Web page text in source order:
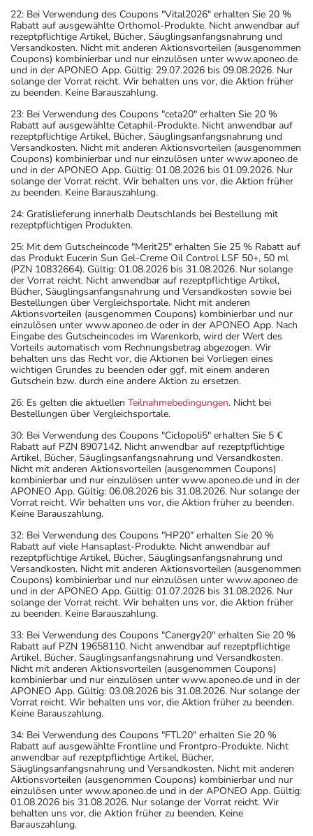
22: Bei Verwendung des Coupons "Vital2026" erhalten Sie 20 %
Rabatt auf ausgewählte Orthomol-Produkte. Nicht anwendbar auf
rezeptpflichtige Artikel, Bücher, Säuglingsanfangsnahrung und
Versandkosten. Nicht mit anderen Aktionsvorteilen (ausgenommen
Coupons) kombinierbar und nur einzulösen unter www.aponeo.de
und in der APONEO App. Gültig: 29.07.2026 bis 09.08.2026. Nur
solange der Vorrat reicht. Wir behalten uns vor, die Aktion früher
zu beenden. Keine Barauszahlung.
23: Bei Verwendung des Coupons "ceta20" erhalten Sie 20 %
Rabatt auf ausgewählte Cetaphil-Produkte. Nicht anwendbar auf
rezeptpflichtige Artikel, Bücher, Säuglingsanfangsnahrung und
Versandkosten. Nicht mit anderen Aktionsvorteilen (ausgenommen
Coupons) kombinierbar und nur einzulösen unter www.aponeo.de
und in der APONEO App. Gültig: 01.08.2026 bis 01.09.2026. Nur
solange der Vorrat reicht. Wir behalten uns vor, die Aktion früher
zu beenden. Keine Barauszahlung.
24: Gratislieferung innerhalb Deutschlands bei Bestellung mit
rezeptpflichtigen Produkten.
25: Mit dem Gutscheincode "Merit25" erhalten Sie 25 % Rabatt auf
das Produkt Eucerin Sun Gel-Creme Oil Control LSF 50+, 50 ml
(PZN 10832664). Gültig: 01.08.2026 bis 31.08.2026. Nur solange
der Vorrat reicht. Nicht anwendbar auf rezeptpflichtige Artikel,
Bücher, Säuglingsanfangsnahrung und Versandkosten sowie bei
Bestellungen über Vergleichsportale. Nicht mit anderen
Aktionsvorteilen (ausgenommen Coupons) kombinierbar und nur
einzulösen unter www.aponeo.de oder in der APONEO App. Nach
Eingabe des Gutscheincodes im Warenkorb, wird der Wert des
Vorteils automatisch vom Rechnungsbetrag abgezogen. Wir
behalten uns das Recht vor, die Aktionen bei Vorliegen eines
wichtigen Grundes zu beenden oder ggf. mit einem anderen
Gutschein bzw. durch eine andere Aktion zu ersetzen.
26: Es gelten die aktuellen Teilnahmebedingungen. Nicht bei
Bestellungen über Vergleichsportale.
30: Bei Verwendung des Coupons "Ciclopoli5" erhalten Sie 5 €
Rabatt auf PZN 8907142. Nicht anwendbar auf rezeptpflichtige
Artikel, Bücher, Säuglingsanfangsnahrung und Versandkosten.
Nicht mit anderen Aktionsvorteilen (ausgenommen Coupons)
kombinierbar und nur einzulösen unter www.aponeo.de und in der
APONEO App. Gültig: 06.08.2026 bis 31.08.2026. Nur solange der
Vorrat reicht. Wir behalten uns vor, die Aktion früher zu beenden.
Keine Barauszahlung.
32: Bei Verwendung des Coupons "HP20" erhalten Sie 20 %
Rabatt auf viele Hansaplast-Produkte. Nicht anwendbar auf
rezeptpflichtige Artikel, Bücher, Säuglingsanfangsnahrung und
Versandkosten. Nicht mit anderen Aktionsvorteilen (ausgenommen
Coupons) kombinierbar und nur einzulösen unter www.aponeo.de
und in der APONEO App. Gültig: 01.07.2026 bis 31.08.2026. Nur
solange der Vorrat reicht. Wir behalten uns vor, die Aktion früher
zu beenden. Keine Barauszahlung.
33: Bei Verwendung des Coupons "Canergy20" erhalten Sie 20 %
Rabatt auf PZN 19658110. Nicht anwendbar auf rezeptpflichtige
Artikel, Bücher, Säuglingsanfangsnahrung und Versandkosten.
Nicht mit anderen Aktionsvorteilen (ausgenommen Coupons)
kombinierbar und nur einzulösen unter www.aponeo.de und in der
APONEO App. Gültig: 03.08.2026 bis 31.08.2026. Nur solange der
Vorrat reicht. Wir behalten uns vor, die Aktion früher zu beenden.
Keine Barauszahlung.
34: Bei Verwendung des Coupons "FTL20" erhalten Sie 20 %
Rabatt auf ausgewählte Frontline und Frontpro-Produkte. Nicht
anwendbar auf rezeptpflichtige Artikel, Bücher,
Säuglingsanfangsnahrung und Versandkosten. Nicht mit anderen
Aktionsvorteilen (ausgenommen Coupons) kombinierbar und nur
einzulösen unter www.aponeo.de und in der APONEO App. Gültig:
01.08.2026 bis 31.08.2026. Nur solange der Vorrat reicht. Wir
behalten uns vor, die Aktion früher zu beenden. Keine
Barauszahlung.